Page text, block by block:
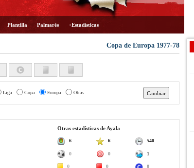
Plantilla Palmarés +Estadísticas
Copa de Europa 1977-78
Liga Copa Europa Otras
Otras estadísticas de Ayala
6 6 540
0 0 1
0 0 0